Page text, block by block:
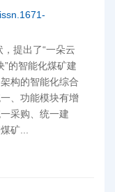
提出了“一朵云
的智能化煤矿建
构的智能化综合
、功能模块有增
采购、统一建
矿...